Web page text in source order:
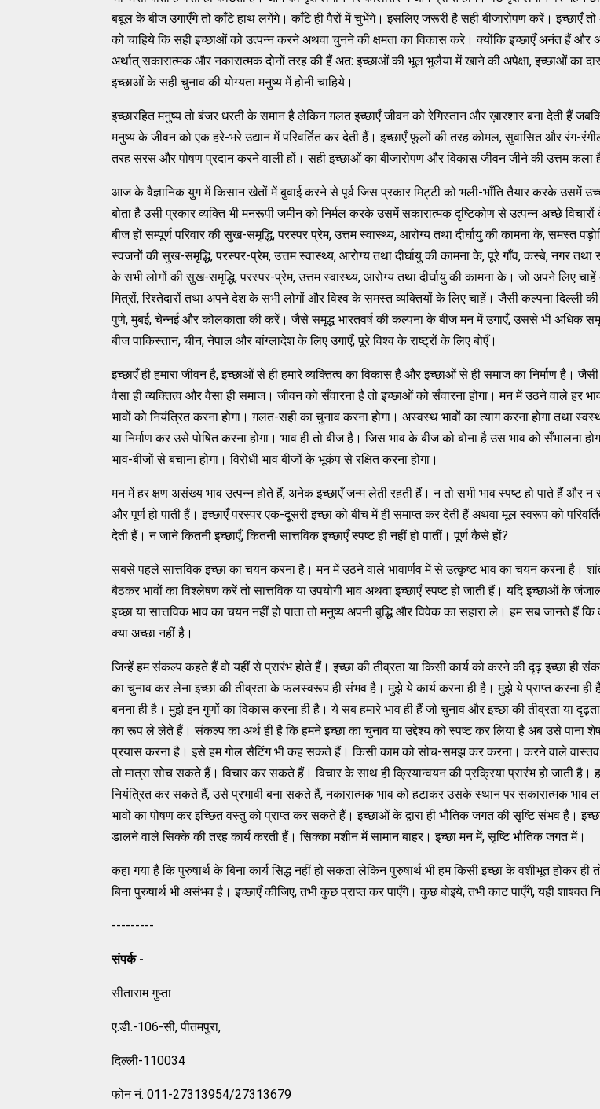
बबूल के बीज उगाएँगे तो काँटे हाथ लगेंगे। काँटे ही पैरों में चुभेंगे। इसलिए जरूरी है सही बीजारोपण करें। इच्छाएँ
को चाहिये कि सही इच्छाओं को उत्पन्न करने अथवा चुनने की क्षमता का विकास करे। क्योंकि इच्छाएँ अनंत हैं और
अर्थात् सकारात्मक और नकारात्मक दोनों तरह की हैं अत: इच्छाओं की भूल भुलैया में खाने की अपेक्षा, इच्छाओं का
इच्छाओं के सही चुनाव की योग्यता मनुष्य में होनी चाहिये।
इच्छारहित मनुष्य तो बंजर धरती के समान है लेकिन ग़लत इच्छाएँ जीवन को रेगिस्तान और ख़ारशार बना देती हैं
मनुष्य के जीवन को एक हरे-भरे उद्यान में परिवर्तित कर देती हैं। इच्छाएँ फूलों की तरह कोमल, सुवासित और रंग-
तरह सरस और पोषण प्रदान करने वाली हों। सही इच्छाओं का बीजारोपण और विकास जीवन जीने की उत्तम कला
आज के वैज्ञानिक युग में किसान खेतों में बुवाई करने से पूर्व जिस प्रकार मिट्टी को भली-भाँति तैयार करके उसमें
बोता है उसी प्रकार व्यक्ति भी मनरूपी जमीन को निर्मल करके उसमें सकारात्मक दृष्टिकोण से उत्पन्न अच्छे
बीज हों सम्पूर्ण परिवार की सुख-समृद्धि, परस्पर प्रेम, उत्तम स्वास्थ्य, आरोग्य तथा दीर्घायु की कामना के, समस्त
स्वजनों की सुख-समृद्धि, परस्पर-प्रेम, उत्तम स्वास्थ्य, आरोग्य तथा दीर्घायु की कामना के, पूरे गाँव, कस्बे, नगर तथा
के सभी लोगों की सुख-समृद्धि, परस्पर-प्रेम, उत्तम स्वास्थ्य, आरोग्य तथा दीर्घायु की कामना के। जो अपने लिए
मित्रों, रिश्तेदारों तथा अपने देश के सभी लोगों और विश्व के समस्त व्यक्तियों के लिए चाहें। जैसी कल्पना दिल्ली
पुणे, मुंबई, चेन्नई और कोलकाता की करें। जैसे समृद्ध भारतवर्ष की कल्पना के बीज मन में उगाएँ, उससे भी अधिक
बीज पाकिस्तान, चीन, नेपाल और बांग्लादेश के लिए उगाएँ, पूरे विश्व के राष्ट्रों के लिए बोएँ।
इच्छाएँ ही हमारा जीवन है, इच्छाओं से ही हमारे व्यक्तित्व का विकास है और इच्छाओं से ही समाज का निर्माण है।
वैसा ही व्यक्तित्व और वैसा ही समाज। जीवन को सँवारना है तो इच्छाओं को सँवारना होगा। मन में उठने वाले हर
भावों को नियंत्रित करना होगा। ग़लत-सही का चुनाव करना होगा। अस्वस्थ भावों का त्याग करना होगा तथा
या निर्माण कर उसे पोषित करना होगा। भाव ही तो बीज है। जिस भाव के बीज को बोना है उस भाव को सँभालना
भाव-बीजों से बचाना होगा। विरोधी भाव बीजों के भूकंप से रक्षित करना होगा।
मन में हर क्षण असंख्य भाव उत्पन्न होते हैं, अनेक इच्छाएँ जन्म लेती रहती हैं। न तो सभी भाव स्पष्ट हो पाते हैं और न
और पूर्ण हो पाती हैं। इच्छाएँ परस्पर एक-दूसरी इच्छा को बीच में ही समाप्त कर देती हैं अथवा मूल स्वरूप को
देती हैं। न जाने कितनी इच्छाएँ, कितनी सात्तविक इच्छाएँ स्पष्ट ही नहीं हो पातीं। पूर्ण कैसे हों?
सबसे पहले सात्तविक इच्छा का चयन करना है। मन में उठने वाले भावार्णव में से उत्कृष्ट भाव का चयन करना है।
बैठकर भावों का विश्लेषण करें तो सात्तविक या उपयोगी भाव अथवा इच्छाएँ स्पष्ट हो जाती हैं। यदि इच्छाओं के
इच्छा या सात्तविक भाव का चयन नहीं हो पाता तो मनुष्य अपनी बुद्धि और विवेक का सहारा ले। हम सब जानते हैं
क्या अच्छा नहीं है।
जिन्हें हम संकल्प कहते हैं वो यहीं से प्रारंभ होते हैं। इच्छा की तीव्रता या किसी कार्य को करने की दृढ़ इच्छा ही
का चुनाव कर लेना इच्छा की तीव्रता के फलस्वरूप ही संभव है। मुझे ये कार्य करना ही है। मुझे ये प्राप्त करना ही
बनना ही है। मुझे इन गुणों का विकास करना ही है। ये सब हमारे भाव ही हैं जो चुनाव और इच्छा की तीव्रता या
का रूप ले लेते हैं। संकल्प का अर्थ ही है कि हमने इच्छा का चुनाव या उद्देश्य को स्पष्ट कर लिया है अब उसे पाना
प्रयास करना है। इसे हम गोल सैटिंग भी कह सकते हैं। किसी काम को सोच-समझ कर करना। करने वाले
तो मात्रा सोच सकते हैं। विचार कर सकते हैं। विचार के साथ ही क्रियान्वयन की प्रक्रिया प्रारंभ हो जाती है।
नियंत्रित कर सकते हैं, उसे प्रभावी बना सकते हैं, नकारात्मक भाव को हटाकर उसके स्थान पर सकारात्मक भाव
भावों का पोषण कर इच्छित वस्तु को प्राप्त कर सकते हैं। इच्छाओं के द्वारा ही भौतिक जगत की सृष्टि संभव है।
डालने वाले सिक्के की तरह कार्य करती हैं। सिक्का मशीन में सामान बाहर। इच्छा मन में, सृष्टि भौतिक जगत में।
कहा गया है कि पुरुषार्थ के बिना कार्य सिद्ध नहीं हो सकता लेकिन पुरुषार्थ भी हम किसी इच्छा के वशीभूत होकर
बिना पुरुषार्थ भी असंभव है। इच्छाएँ कीजिए, तभी कुछ प्राप्त कर पाएँगे। कुछ बोइये, तभी काट पाएँगे, यही शाश्वत
---------
संपर्क -
सीताराम गुप्ता
ए.डी.-106-सी, पीतमपुरा,
दिल्ली-110034
फोन नं. 011-27313954/27313679